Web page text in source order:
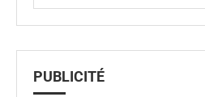
PUBLICITÉ